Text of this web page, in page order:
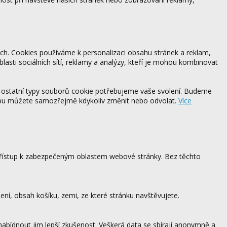
Cookies používáme k personalizaci obsahu stránek a reklam,
sociálních sítí, reklamy a analýzy, kteří je mohou kombinovat
typy souborů cookie potřebujeme vaše svolení. Budeme
můžete samozřejmě kdykoliv změnit nebo odvolat. Více
k zabezpečeným oblastem webové stránky. Bez těchto
obsah košíku, zemi, ze které stránku navštěvujete.
jim lepší zkušenost. Veškerá data se sbírají anonymně a